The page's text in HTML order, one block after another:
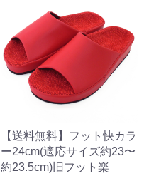
【送料無料】フット快カラ
ー24cm(適応サイズ約23〜
約23.5cm)旧フット楽